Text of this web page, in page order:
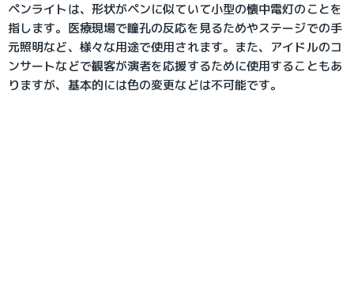
ペンライトは、形状がペンに似ていて小型の懐中電灯のことを
指します。医療現場で瞳孔の反応を見るためやステージでの手
元照明など、様々な用途で使用されます。また、アイドルのコ
ンサートなどで観客が演者を応援するために使用することもあ
りますが、基本的には色の変更などは不可能です。